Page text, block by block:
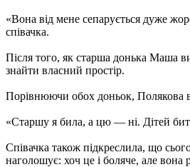
«Вона від мене сепарується дуже
співачка.
Після того, як старша донька Маша
знайти власний простір.
Порівнюючи обох доньок, Полякова
«Старшу я била, а цю — ні. Дітей
Співачка також підкреслила, що
наголошує: хоч це і боляче, але вона